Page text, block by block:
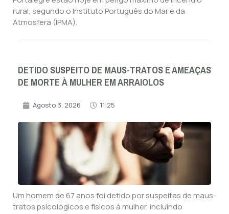
rural, segundo o Instituto Português do Mar e da
Atmosfera (IPMA).
DETIDO SUSPEITO DE MAUS-TRATOS E AMEAÇAS
DE MORTE À MULHER EM ARRAIOLOS
Agosto 3, 2026 11:25
Um homem de 67 anos foi detido por suspeitas de maus-
tratos psicológicos e físicos à mulher, incluindo